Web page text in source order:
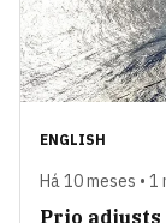
ENGLISH
Há 10 meses •
Prio